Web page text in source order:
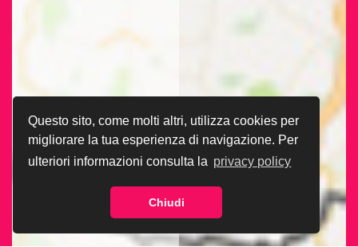
Questo sito, come molti altri, utilizza cookies per
migliorare la tua esperienza di navigazione. Per
ulteriori informazioni consulta la privacy policy
Chiudi